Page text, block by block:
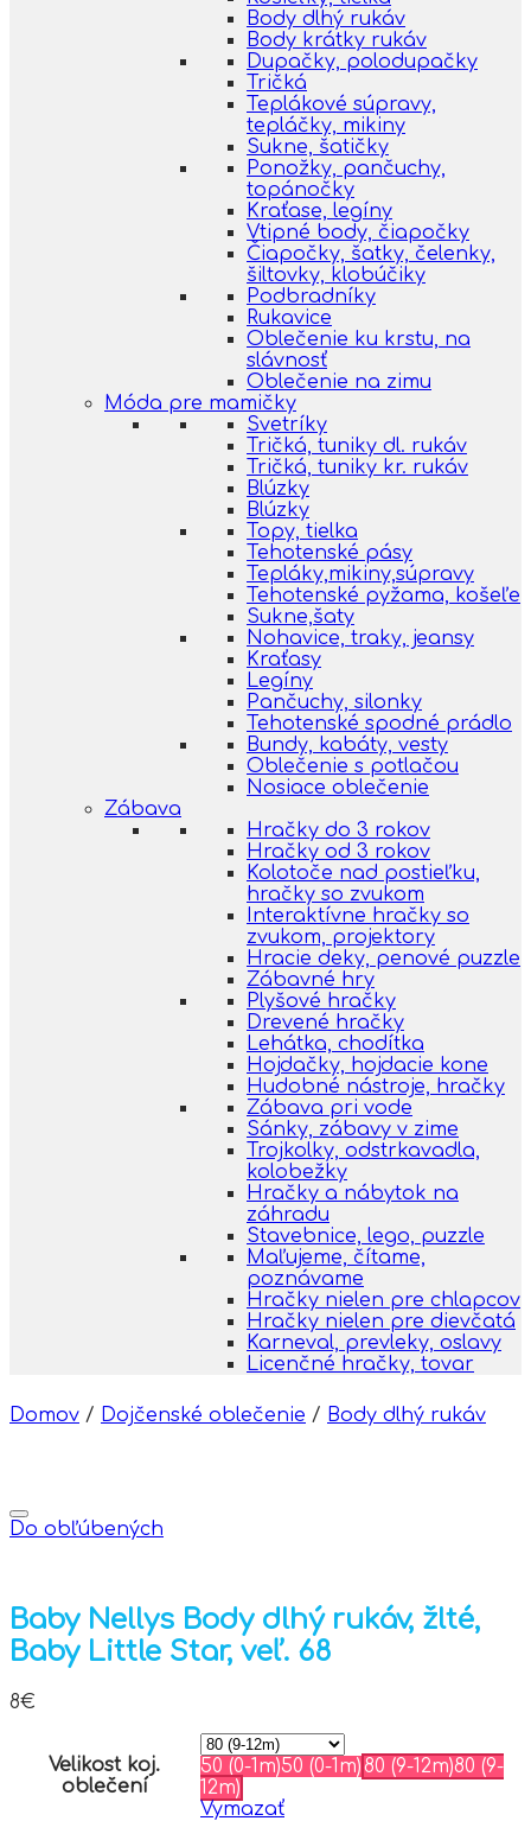
Body dlhý rukáv
Body krátky rukáv
Dupačky, polodupačky
Tričká
Teplákové súpravy,
tepláčky, mikiny
Sukne, šatičky
Ponožky, pančuchy,
topánočky
Kraťase, legíny
Vtipné body, čiapočky
Čiapočky, šatky, čelenky,
šiltovky, klobúčiky
Podbradníky
Rukavice
Oblečenie ku krstu, na
slávnosť
Oblečenie na zimu
Móda pre mamičky
Svetríky
Tričká, tuniky dl. rukáv
Tričká, tuniky kr. rukáv
Blúzky
Blúzky
Topy, tielka
Tehotenské pásy
Tepláky,mikiny,súpravy
Tehotenské pyžama, košeľe
Sukne,šaty
Nohavice, traky, jeansy
Kraťasy
Legíny
Pančuchy, silonky
Tehotenské spodné prádlo
Bundy, kabáty, vesty
Oblečenie s potlačou
Nosiace oblečenie
Zábava
Hračky do 3 rokov
Hračky od 3 rokov
Kolotoče nad postieľku,
hračky so zvukom
Interaktívne hračky so
zvukom, projektory
Hracie deky, penové puzzle
Zábavné hry
Plyšové hračky
Drevené hračky
Lehátka, chodítka
Hojdačky, hojdacie kone
Hudobné nástroje, hračky
Zábava pri vode
Sánky, zábavy v zime
Trojkolky, odstrkavadla,
kolobežky
Hračky a nábytok na
záhradu
Stavebnice, lego, puzzle
Maľujeme, čítame,
poznávame
Hračky nielen pre chlapcov
Hračky nielen pre dievčatá
Karneval, prevleky, oslavy
Licenčné hračky, tovar
Domov / Dojčenské oblečenie / Body dlhý rukáv
Do obľúbených
Baby Nellys Body dlhý rukáv, žlté,
Baby Little Star, veľ. 68
8€
Velikost koj.
oblečení
50 (0-1m)50 (0-1m)80 (9-12m)80 (9-
12m)
Vymazať